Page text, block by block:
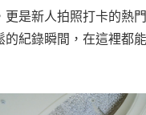
更是新人拍照打卡的熱
的紀錄瞬間，在這裡都